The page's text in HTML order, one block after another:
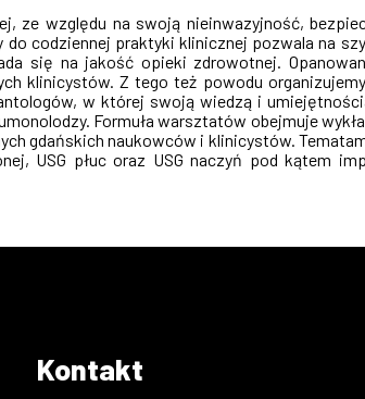
ze względu na swoją nieinwazyjność,
codziennej praktyki klinicznej pozwala na
się na jakość opieki zdrowotnej.
klinicystów. Z tego też powodu
w której swoją wiedzą i
Formuła warsztatów obejmuje
gdańskich naukowców i klinicystów.
USG płuc oraz USG naczyń pod kątem
Kontakt